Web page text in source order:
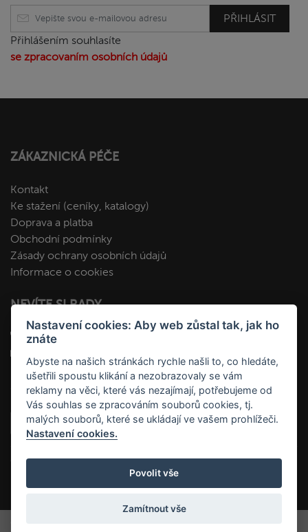
PŘIHLÁSIT
Přihlášením souhlasíte
se zpracovaním osobních údajů
ZÁKAZNICKÁ PÉČE
Kontakt
Ke stažení (ceníky, katalogy)
Doprava a platba
Obchodní podmínky
Zásady ochrany osobních údajů
Informace o cookies
NEVÍTE SI RADY
+420 412 545 092
SLEDUJTE NÁS
Nastavení cookies: Aby web zůstal tak, jak ho
znáte
Abyste na našich stránkách rychle našli to, co hledáte,
ušetřili spoustu klikání a nezobrazovaly se vám
reklamy na věci, které vás nezajímají, potřebujeme od
Vás souhlas se zpracováním souborů cookies, tj.
malých souborů, které se ukládají ve vašem prohlížeči.
Nastavení cookies.
Povolit vše
Zamítnout vše